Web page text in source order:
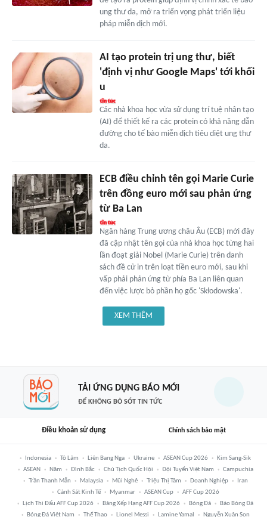
ung thư da, mở ra triển vọng phát triển liệu
pháp miễn dịch mới.
AI tạo protein trị ung thư, biết
'định vị như Google Maps' tới khối
u
Các nhà khoa học vừa sử dụng trí tuệ nhân tạo
(AI) để thiết kế ra các protein có khả năng dẫn
đường cho tế bào miễn dịch tiêu diệt ung thư
da.
ECB điều chỉnh tên gọi Marie Curie
trên đồng euro mới sau phản ứng
từ Ba Lan
Ngân hàng Trung ương châu Âu (ECB) mới đây
đã cập nhật tên gọi của nhà khoa học từng hai
lần đoạt giải Nobel (Marie Curie) trên danh
sách đề cử in trên loạt tiền euro mới, sau khi
vấp phải phản ứng từ phía Ba Lan liên quan
đến việc lược bỏ phần họ gốc 'Skłodowska'.
XEM THÊM
TẢI ỨNG DỤNG BÁO MỚI
ĐỂ KHÔNG BỎ SÓT TIN TỨC
Điều khoản sử dụng Chính sách bảo mật
Indonesia Tô Lâm Liên Bang Nga Ukraine ASEAN Cup 2026
Kim Sang-Sik
ASEAN
Năm Đình Bắc Chủ Tịch Quốc Hội Đội Tuyển Việt Nam
Campuchia
Trần Thanh Mẫn
Malaysia Mũi Nghê Triệu Thị Tâm Doanh Nghiệp
Iran
Cảnh Sát Kinh Tế
Myanmar ASEAN Cup
AFF Cup 2026
Lịch Thi Đấu AFF Cup 2026
Bảng Xếp Hạng AFF Cup 2026 Bóng Đá
Báo Bóng Đá
Bóng Đá Việt Nam
Thể Thao Lionel Messi Lamine Yamal Nguyễn Xuân Son